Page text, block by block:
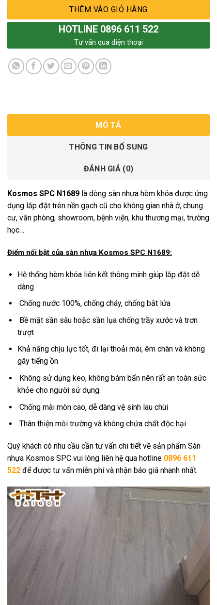
THÊM VÀO GIỎ HÀNG
HOTLINE 0896 611 522
Tư vấn qua điện thoại
MÔ TẢ
THÔNG TIN BỔ SUNG
ĐÁNH GIÁ (0)
Kosmos SPC N1689 là dòng sàn nhựa hèm khóa được ứng
dụng lắp đặt trên nền gạch cũ cho không gian nhà ở, chung
cư, văn phòng, showroom, bệnh viện, khu thương mại, trường
học…
Điểm nổi bật của sàn nhựa Kosmos SPC N1689:
Hệ thống hèm khóa liên kết thông minh giúp lắp đặt dễ
dàng
Chống nước 100%, chống cháy, chống bắt lửa
Bề mặt sần sâu hoặc sần lụa chống trầy xước và trơn
trượt
Khả năng chịu lực tốt, đi lại thoải mái, êm chân và không
gây tiếng ồn
Không sử dụng keo, không bám bẩn nên rất an toàn sức
khỏe cho người sử dụng.
Chống mài mòn cao, dễ dàng vệ sinh lau chùi
Thân thiện môi trường và không chứa chất độc hại
Quý khách có nhu cầu cần tư vấn chi tiết về sản phẩm Sàn
nhựa Kosmos SPC vui lòng liên hệ qua hotline 0896 611
522 để được tư vấn miễn phí và nhận báo giá nhanh nhất.